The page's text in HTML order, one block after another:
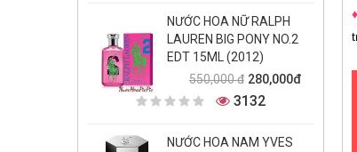
NƯỚC HOA NỮ RALPH
LAUREN BIG PONY NO.2
EDT 15ML (2012)
550,000 đ 280,000đ
3132
NƯỚC HOA NAM YVES